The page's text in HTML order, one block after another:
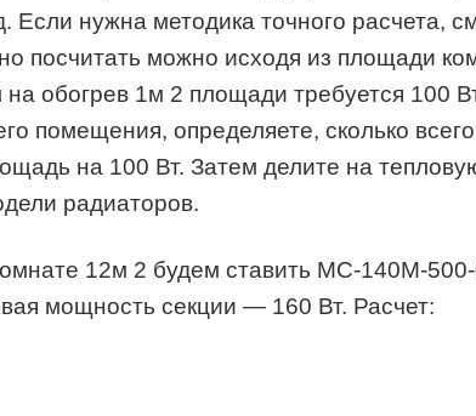
Если нужна методика точного расчета,
посчитать можно исходя из площади
на обогрев 1м 2 площади требуется 100
помещения, определяете, сколько
на 100 Вт. Затем делите на
радиаторов.
12м 2 будем ставить МС-140М-500-
мощность секции — 160 Вт. Расчет: